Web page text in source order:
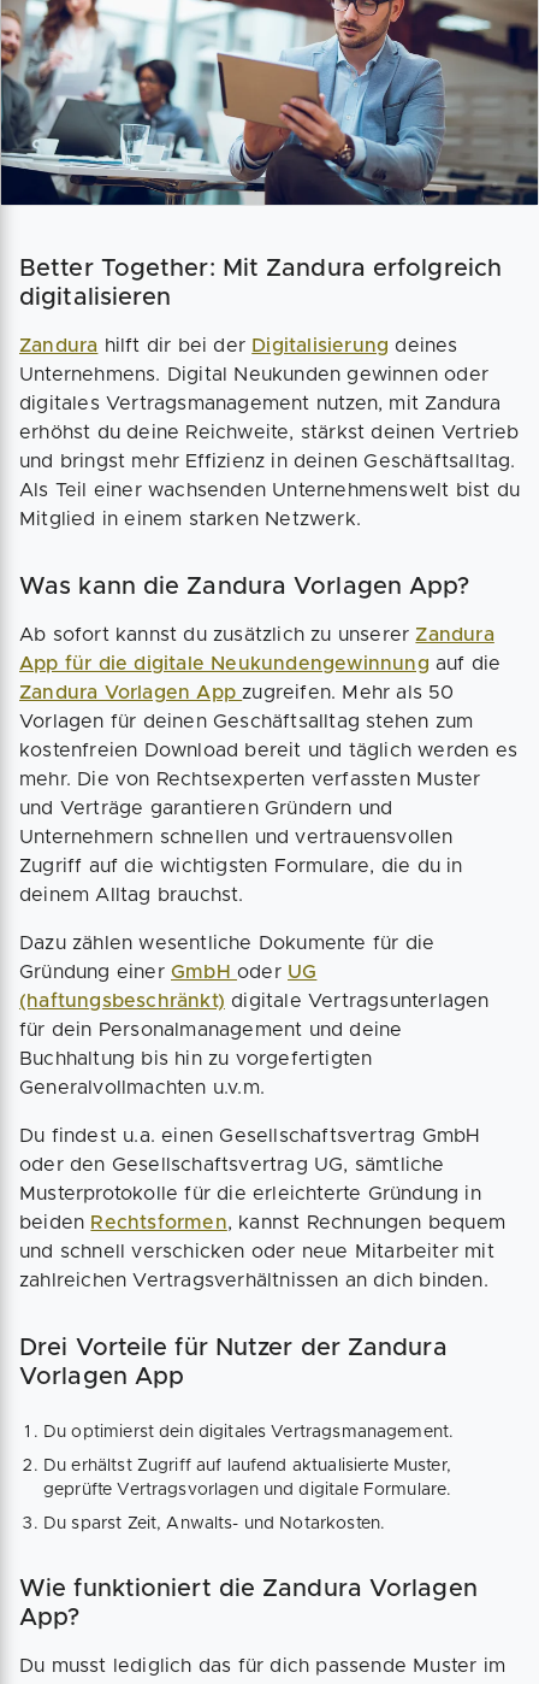
Better Together: Mit Zandura erfolgreich
digitalisieren
Zandura hilft dir bei der Digitalisierung deines
Unternehmens. Digital Neukunden gewinnen oder
digitales Vertragsmanagement nutzen, mit Zandura
erhöhst du deine Reichweite, stärkst deinen Vertrieb
und bringst mehr Effizienz in deinen Geschäftsalltag.
Als Teil einer wachsenden Unternehmenswelt bist du
Mitglied in einem starken Netzwerk.
Was kann die Zandura Vorlagen App?
Ab sofort kannst du zusätzlich zu unsererZandura
App für die digitale Neukundengewinnung auf die
Zandura Vorlagen Appzugreifen. Mehr als 50
Vorlagen für deinen Geschäftsalltag stehen zum
kostenfreien Download bereit und täglich werden es
mehr. Die von Rechtsexperten verfassten Muster
und Verträge garantieren Gründern und
Unternehmern schnellen und vertrauensvollen
Zugriff auf die wichtigsten Formulare, die du in
deinem Alltag brauchst.
Dazu zählen wesentliche Dokumente für die
Gründung einer GmbH oder UG
(haftungsbeschränkt) digitale Vertragsunterlagen
für dein Personalmanagement und deine
Buchhaltung bis hin zu vorgefertigten
Generalvollmachten u.v.m.
Du findest u.a. einen Gesellschaftsvertrag GmbH
oder den Gesellschaftsvertrag UG, sämtliche
Musterprotokolle für die erleichterte Gründung in
beiden Rechtsformen, kannst Rechnungen bequem
und schnell verschicken oder neue Mitarbeiter mit
zahlreichen Vertragsverhältnissen an dich binden.
Drei Vorteile für Nutzer der Zandura
Vorlagen App
Du optimierst dein digitales Vertragsmanagement.
Du erhältst Zugriff auf laufend aktualisierte Muster,
geprüfte Vertragsvorlagen und digitale Formulare.
Du sparst Zeit, Anwalts- und Notarkosten.
Wie funktioniert die Zandura Vorlagen
App?
Du musst lediglich das für dich passende Muster im